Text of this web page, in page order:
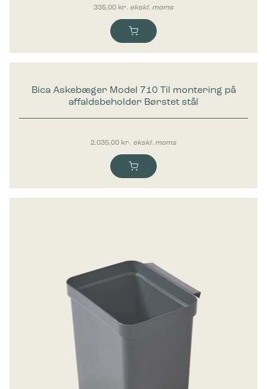
335,00 kr. ekskl. moms
Bica Askebæger Model 710 Til montering på
affaldsbeholder Børstet stål
2.035,00 ekskl. moms